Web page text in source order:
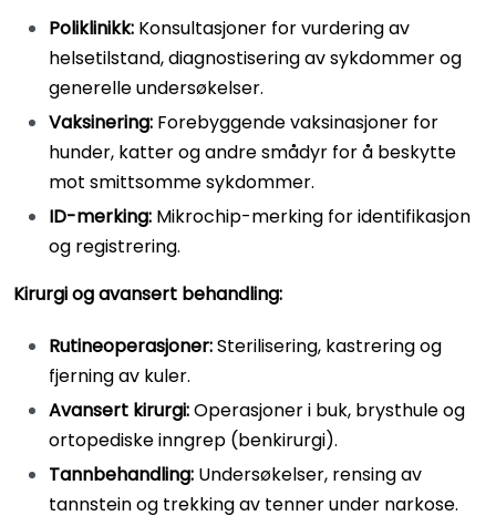
Poliklinikk: Konsultasjoner for vurdering av
helsetilstand, diagnostisering av sykdommer og
generelle undersøkelser.
Vaksinering: Forebyggende vaksinasjoner for
hunder, katter og andre smådyr for å beskytte
mot smittsomme sykdommer.
ID-merking: Mikrochip-merking for identifikasjon
og registrering.
Kirurgi og avansert behandling:
Rutineoperasjoner:Sterilisering, kastrering og
fjerning av kuler.
Avansert kirurgi:Operasjoner i buk, brysthule og
ortopediske inngrep (benkirurgi).
Tannbehandling: Undersøkelser, rensing av
tannstein og trekking av tenner under narkose.